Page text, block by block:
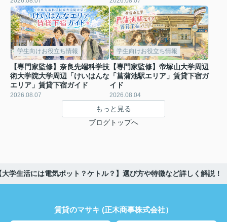
学生向けお役立ち情報
【専門家監修】奈良先端科学技
術大学院大学周辺「けいはんな
エリア」賃貸下宿ガイド
2026.08.07
学生向けお役立ち情報
【専門家監修】帝塚山大学周辺
「菖蒲池駅エリア」賃貸下宿ガ
イド
2026.08.04
もっと見る
ブログトップへ
大学生活には電気ポット？ケトル？】選び方や特徴など詳しく解説！
賃貸のマサキ (正木商事株式会社）